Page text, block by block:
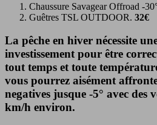
Chaussure Savagear Offroad -
Guêtres TSL OUTDOOR. 32€
La pêche en hiver nécessite
investissement pour être
tout temps et toute
vous pourrez aisément
negatives jusque -5° avec des
km/h environ.